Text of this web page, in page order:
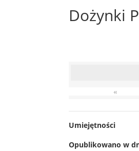
Dożynki
«
Umiejętności
Opublikowano w